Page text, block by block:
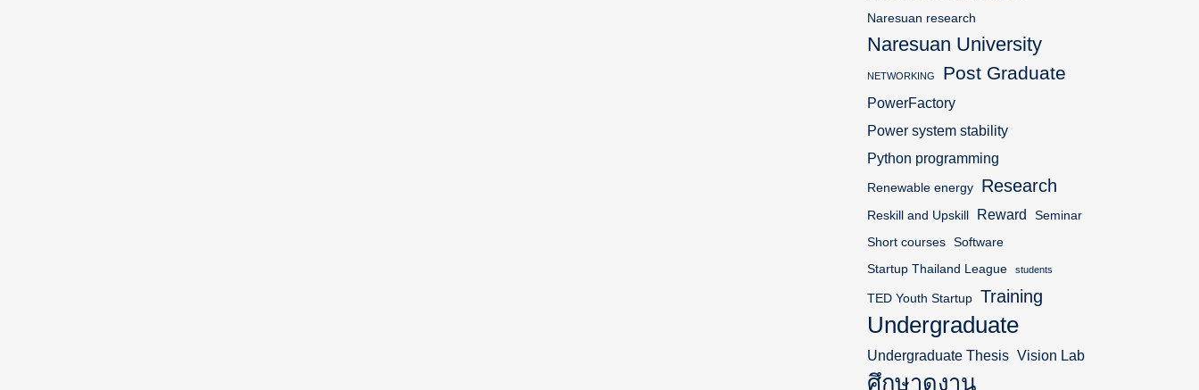
Naresuan research
Naresuan University
NETWORKING Post Graduate
PowerFactory
Power system stability
Python programming
Renewable energy Research
Reskill and Upskill Reward
Seminar
Short courses Software
Startup Thailand League
students
TED Youth Startup Training
Undergraduate
Undergraduate Thesis Vision Lab
ศึกษาดูงาน